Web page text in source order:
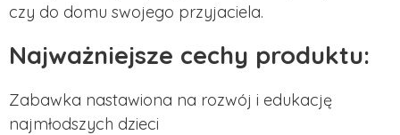
czy do domu swojego przyjaciela.
Najważniejsze cechy produktu:
Zabawka nastawiona na rozwój i edukację
najmłodszych dzieci